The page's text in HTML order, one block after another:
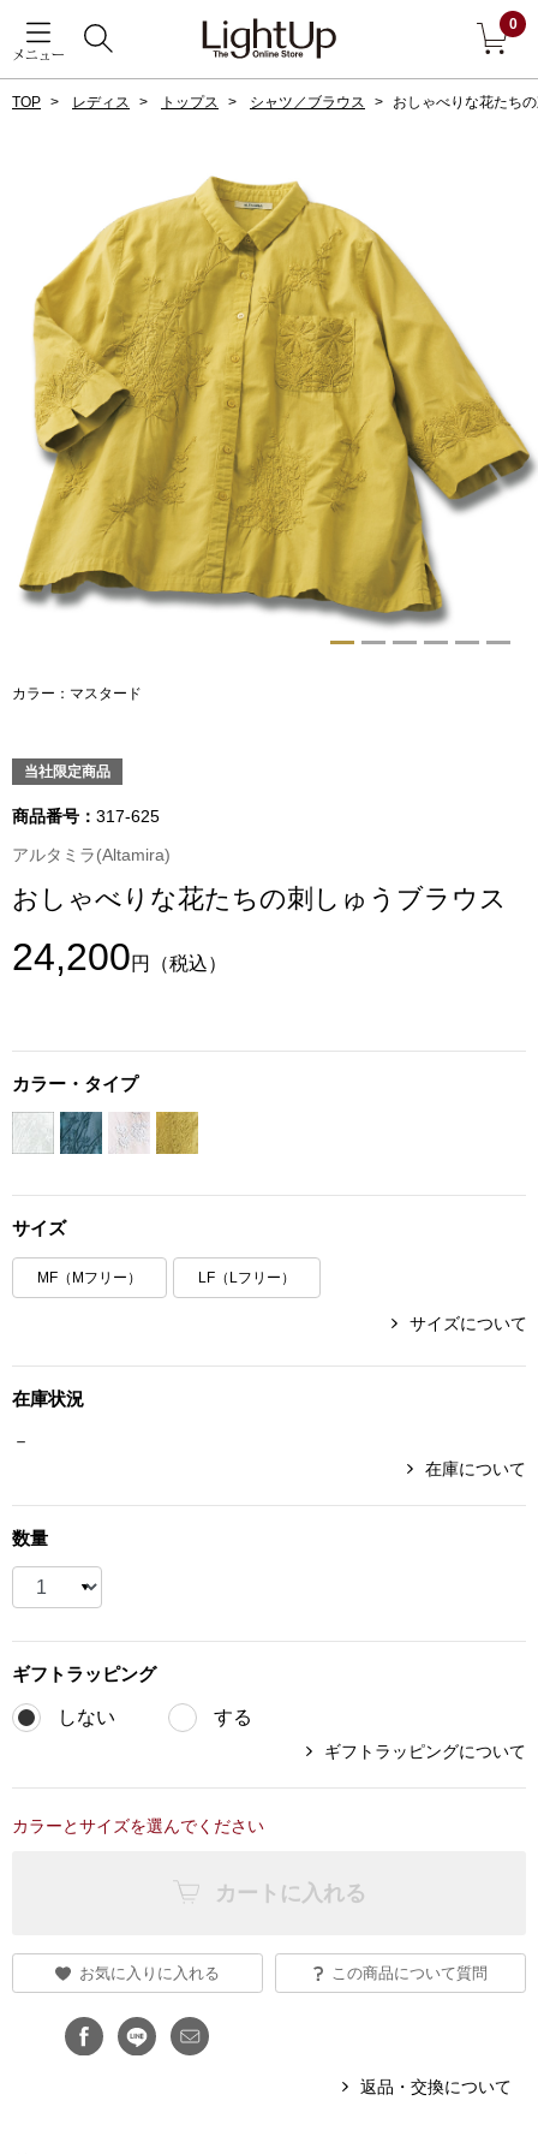
メニュー
0
すべて見る
ダーウェア
ン雑貨
BOGARD 最新号はこちら
集
タログ
すべて見る
戻る
ジャケット
コート
ブルゾン
その他
トップス
Tシャツ／カッ
その他
ルーム･アン
バッグ
ショルダーバ
クラッチバッグ
TOP レディス トップス シャツ／ブラウス おしゃべりな花たち
カラー：マスタード
当社限定商品
商品番号： 317-625
アルタミラ(Altamira)
おしゃべりな花たちの刺しゅうブラウス
24,200円 （税込）
カラー・タイプ
サイズ
MF（Mフリー） LF（Lフリー）
サイズについて
在庫状況
－
在庫について
数量
ギフト ラッピング
しない する
ギフトラッピングについて
カラーとサイズを選んでください
カートに入れる
お気に入りに入れる この商品について質問
返品・交換について